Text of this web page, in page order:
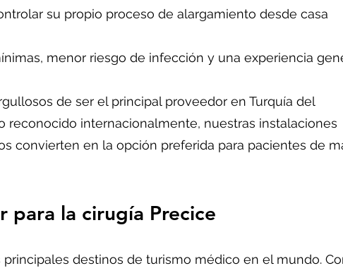
su propio proceso de alargamiento desde casa
menor riesgo de infección y una experiencia
de ser el principal proveedor en Turquía del
reconocido internacionalmente, nuestras instalaciones
convierten en la opción preferida para pacientes de
para la cirugía Precice
destinos de turismo médico en el mundo.